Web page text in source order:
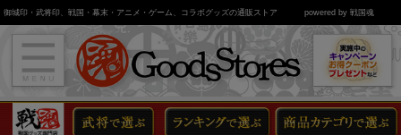
御城印・武将印、戦国・幕末・アニメ・ゲーム、コラボグッズの通販ストア powered by 戦国魂